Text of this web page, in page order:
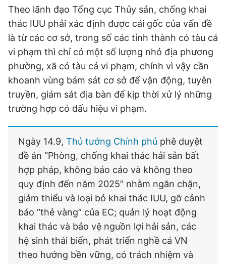
Theo lãnh đạo Tổng cục Thủy sản, chống khai
thác IUU phải xác định được cái gốc của vấn đề
là từ các cơ sở, trong số các tỉnh thành có tàu cá
vi phạm thì chỉ có một số lượng nhỏ địa phương
phường, xã có tàu cá vi phạm, chính vì vậy cần
khoanh vùng bám sát cơ sở để vận động, tuyên
truyền, giám sát địa bàn để kịp thời xử lý những
trường hợp có dấu hiệu vi phạm.
Ngày 14.9, Thủ tướng Chính phủ phê duyệt
đề án “Phòng, chống khai thác hải sản bất
hợp pháp, không báo cáo và không theo
quy định đến năm 2025” nhằm ngăn chặn,
giảm thiểu và loại bỏ khai thác IUU, gỡ cảnh
báo “thẻ vàng” của EC; quản lý hoạt động
khai thác và bảo vệ nguồn lợi hải sản, các
hệ sinh thái biển, phát triển nghề cá VN
theo hướng bền vững, có trách nhiệm và